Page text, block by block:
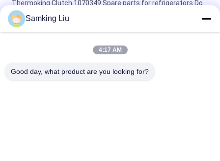
Thermoking Clutch 1070349 Spare parts for refrigerators Do
For SP Unit T-1080S T-1080R T-1000R T-880R T-1000S MD100
TS600
dezelfde hoes, T-1000M/T-1000R/T-1080Pro gebruiken
dezelfde hoes leveren we de hele set van THERMO KING
Samking Liu
4:17 AM
Good day, what product are you looking for?